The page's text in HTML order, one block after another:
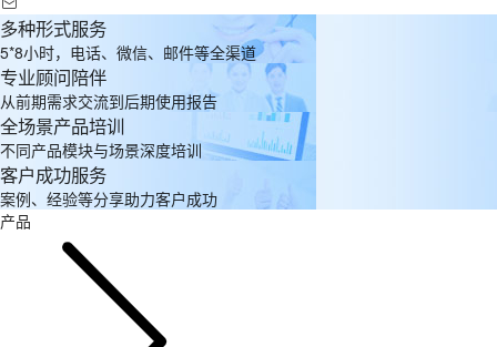
多种形式服务
5*8小时，电话、微信、邮件等全渠道
专业顾问陪伴
从前期需求交流到后期使用报告
全场景产品培训
不同产品模块与场景深度培训
客户成功服务
案例、经验等分享助力客户成功
产品